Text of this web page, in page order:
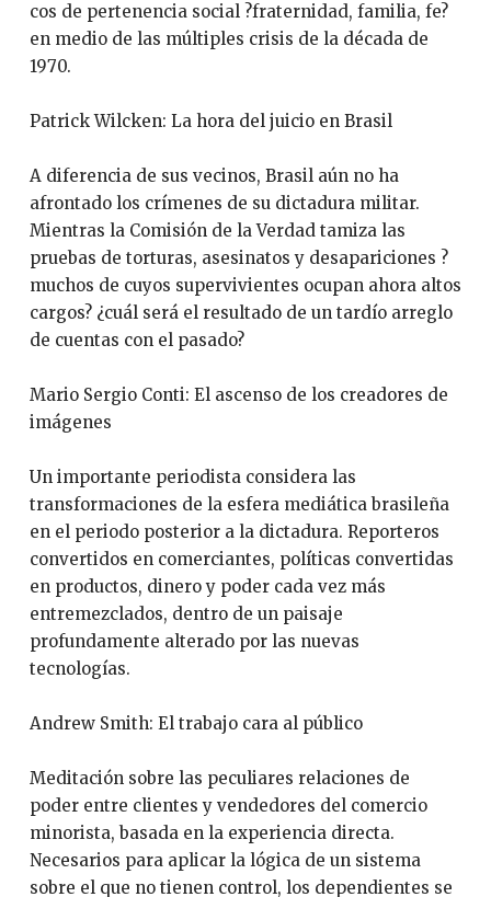
cos de pertenencia social ?fraternidad, familia, fe?
en medio de las múltiples crisis de la década de
1970.
Patrick Wilcken: La hora del juicio en Brasil
A diferencia de sus vecinos, Brasil aún no ha
afrontado los crímenes de su dictadura militar.
Mientras la Comisión de la Verdad tamiza las
pruebas de torturas, asesinatos y desapariciones ?
muchos de cuyos supervivientes ocupan ahora altos
cargos? ¿cuál será el resultado de un tardío arreglo
de cuentas con el pasado?
Mario Sergio Conti: El ascenso de los creadores de
imágenes
Un importante periodista considera las
transformaciones de la esfera mediática brasileña
en el periodo posterior a la dictadura. Reporteros
convertidos en comerciantes, políticas convertidas
en productos, dinero y poder cada vez más
entremezclados, dentro de un paisaje
profundamente alterado por las nuevas
tecnologías.
Andrew Smith: El trabajo cara al público
Meditación sobre las peculiares relaciones de
poder entre clientes y vendedores del comercio
minorista, basada en la experiencia directa.
Necesarios para aplicar la lógica de un sistema
sobre el que no tienen control, los dependientes se